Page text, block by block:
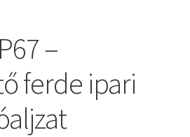
–
ferde ipari